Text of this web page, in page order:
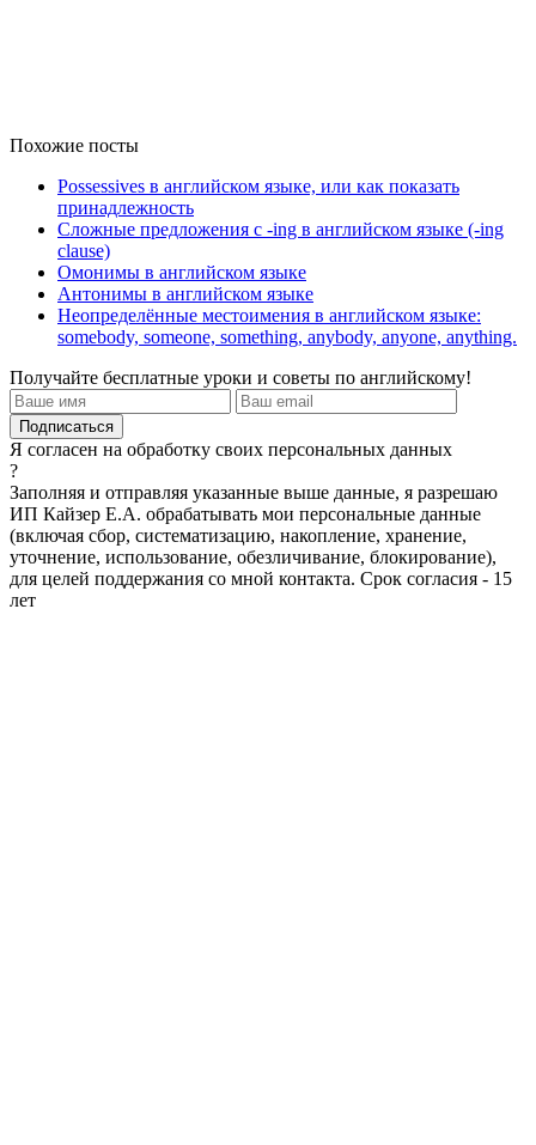
Похожие посты
Possessives в английском языке, или как показать
принадлежность
Сложные предложения с -ing в английском языке (-ing
clause)
Омонимы в английском языке
Антонимы в английском языке
Неопределённые местоимения в английском языке:
somebody, someone, something, anybody, anyone, anything.
Получайте бесплатные уроки и советы по английскому!
Я согласен на обработку своих персональных данных
?
Заполняя и отправляя указанные выше данные, я разрешаю
ИП Кайзер Е.А. обрабатывать мои персональные данные
(включая сбор, систематизацию, накопление, хранение,
уточнение, использование, обезличивание, блокирование),
для целей поддержания со мной контакта. Срок согласия - 15
лет